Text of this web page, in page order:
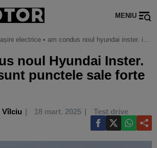
MENIU
electrice • am condus noul hyundai inster. iată care sunt punctele sale forte
noul Hyundai Inster.
punctele sale forte
Vîlciu 18 mart. 2025 Test drive